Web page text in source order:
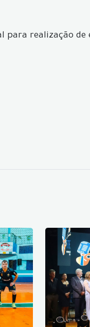
para realização de